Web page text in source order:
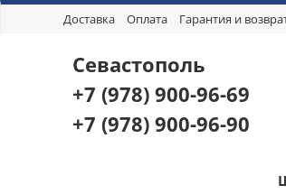
Доставка Оплата Гарантия и
Севастополь
+7 (978) 900-96-69
+7 (978) 900-96-90